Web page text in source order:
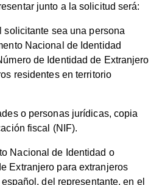
junto a la solicitud será:
solicitante sea una persona
Nacional de Identidad
de Identidad de Extranjero
residentes en territorio
o personas jurídicas, copia
fiscal (NIF).
Nacional de Identidad o
Extranjero para extranjeros
del representante, en el